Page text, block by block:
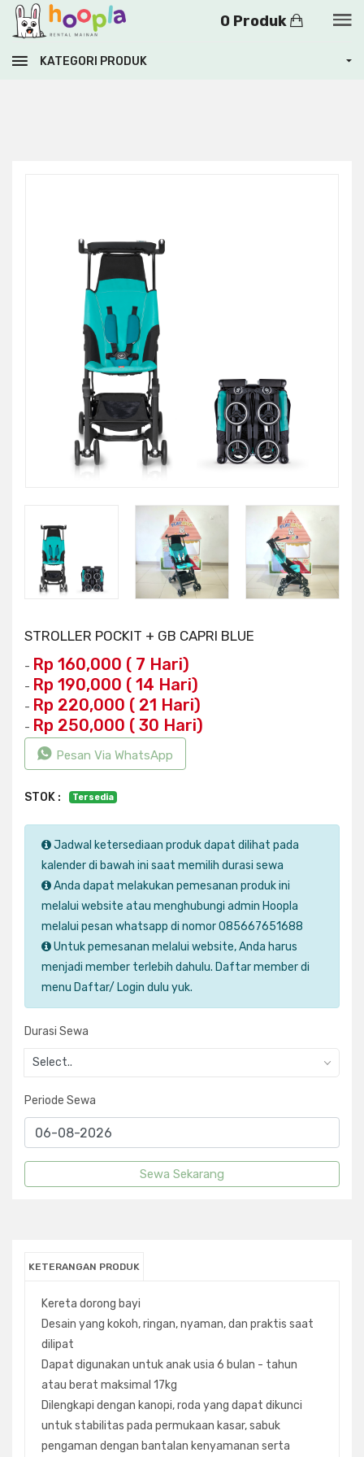
0 Produk
KATEGORI PRODUK
STROLLER POCKIT + GB CAPRI BLUE
- Rp 160,000 ( 7 Hari)
- Rp 190,000 ( 14 Hari)
- Rp 220,000 ( 21 Hari)
- Rp 250,000 ( 30 Hari)
Pesan Via WhatsApp
STOK : Tersedia
Jadwal ketersediaan produk dapat dilihat pada
kalender di bawah ini saat memilih durasi sewa
Anda dapat melakukan pemesanan produk ini
melalui website atau menghubungi admin Hoopla
melalui pesan whatsapp di nomor 085667651688
Untuk pemesanan melalui website, Anda harus
menjadi member terlebih dahulu. Daftar member di
menu Daftar/ Login dulu yuk.
Durasi Sewa
Select..
Periode Sewa
KETERANGAN PRODUK
Kereta dorong bayi
Desain yang kokoh, ringan, nyaman, dan praktis saat
dilipat
Dapat digunakan untuk anak usia 6 bulan - tahun
atau berat maksimal 17kg
Dilengkapi dengan kanopi, roda yang dapat dikunci
untuk stabilitas pada permukaan kasar, sabuk
pengaman dengan bantalan kenyamanan serta